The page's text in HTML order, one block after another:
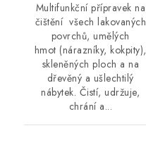
Multifunkční přípravek na
čištění všech lakovaných
povrchů, umělých
hmot (nárazníky, kokpity),
skleněných ploch a na
dřevěný a ušlechtilý
nábytek. Čistí, udržuje,
chrání a...